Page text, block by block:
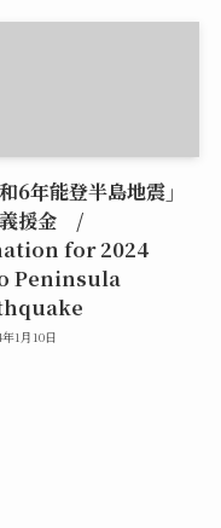
和6年能登半島地震」
義援金 /
for 2024
Peninsula
1月10日